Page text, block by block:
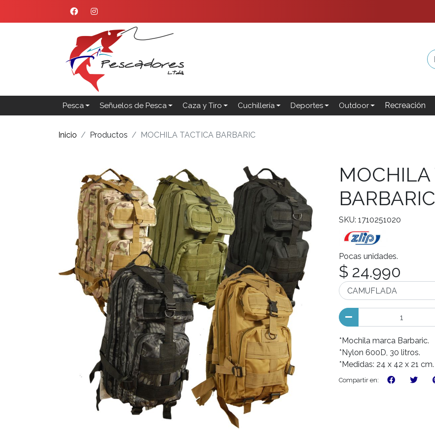
Pesca Señuelos de Pesca Caza y Tiro Cuchillería Deportes Outdoor Recreación
Inicio Productos MOCHILA TACTICA BARBARIC
MOCHILA
BARBARIC
SKU: 1710251020
Pocas unidades.
$ 24.990
*Mochila marca Barbaric.
*Nylon 600D, 30 litros.
*Medidas: 24 x 42 x 21 cm.
Compartir en: